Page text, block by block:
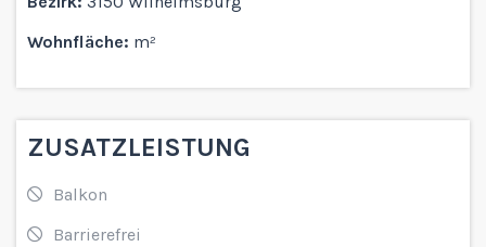
Wohnfläche: m²
ZUSATZLEISTUNG
Balkon
Barrierefrei